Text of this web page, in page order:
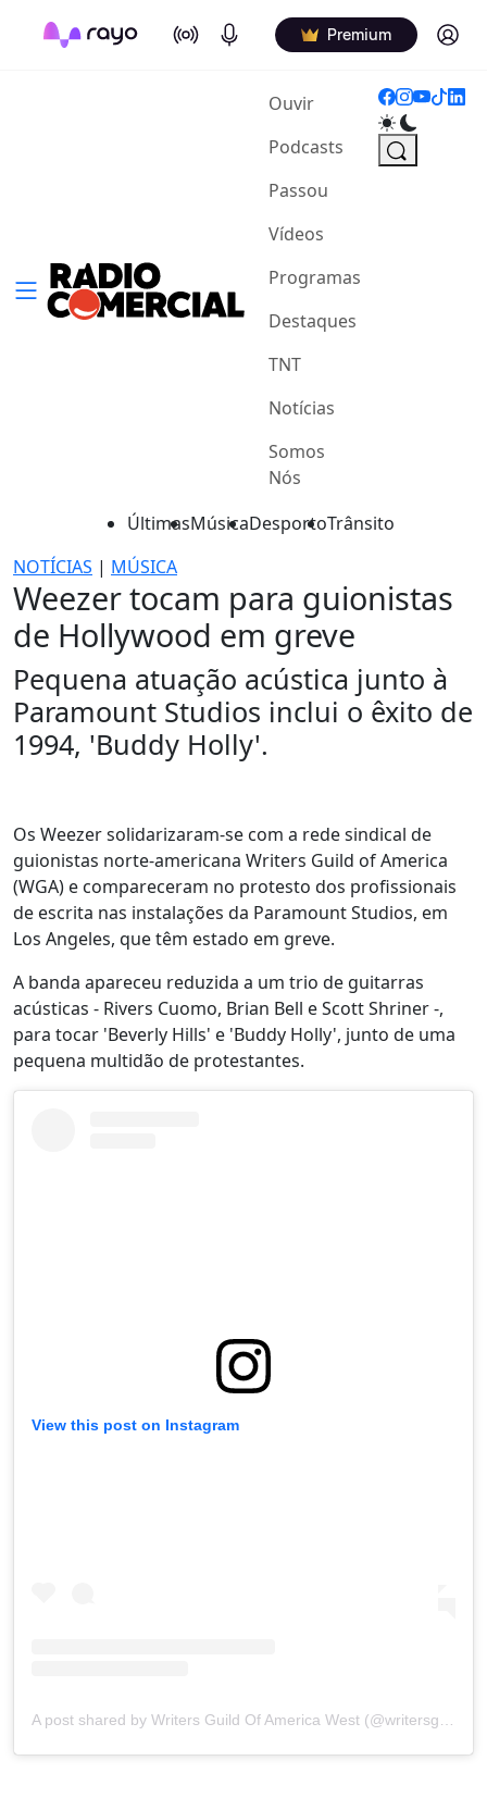
On Air Podcasts Premium Log in
Ouvir(current)
Podcasts
Passou
Vídeos
Programas
Destaques
TNT
Notícias
Somos
Nós
ÚltimasMúsicaDesportoTrânsito
NOTÍCIAS | MÚSICA
Weezer tocam para guionistas
de Hollywood em greve
Pequena atuação acústica junto à
Paramount Studios inclui o êxito de
1994, 'Buddy Holly'.
Os Weezer solidarizaram-se com a rede sindical de
guionistas norte-americana Writers Guild of America
(WGA) e compareceram no protesto dos profissionais
de escrita nas instalações da Paramount Studios, em
Los Angeles, que têm estado em greve.
A banda apareceu reduzida a um trio de guitarras
acústicas - Rivers Cuomo, Brian Bell e Scott Shriner -,
para tocar 'Beverly Hills' e 'Buddy Holly', junto de uma
pequena multidão de protestantes.
View this post on Instagram